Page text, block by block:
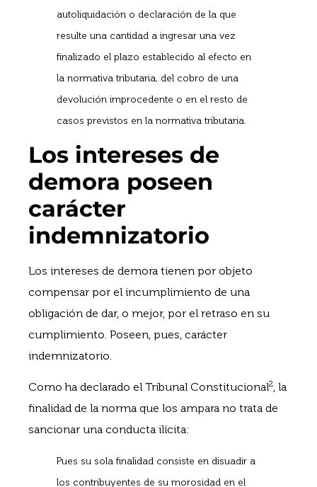
autoliquidación o declaración de la que
resulte una cantidad a ingresar una vez
finalizado el plazo establecido al efecto en
la normativa tributaria, del cobro de una
devolución improcedente o en el resto de
casos previstos en la normativa tributaria.
Los intereses de
demora poseen
carácter
indemnizatorio
Los intereses de demora tienen por objeto
compensar por el incumplimiento de una
obligación de dar, o mejor, por el retraso en su
cumplimiento. Poseen, pues, carácter
indemnizatorio.
Como ha declarado el Tribunal Constitucional2, la
finalidad de la norma que los ampara no trata de
sancionar una conducta ilícita:
Pues su sola finalidad consiste en disuadir a
los contribuyentes de su morosidad en el